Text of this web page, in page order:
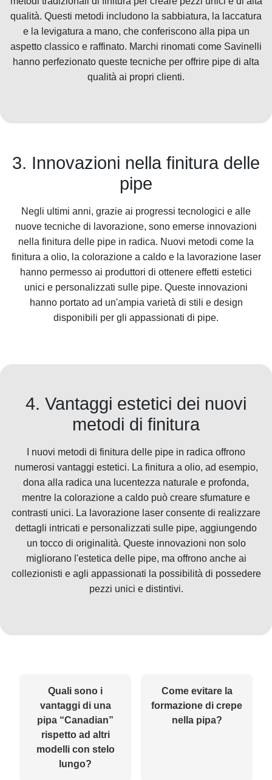
qualità. Questi metodi includono la sabbiatura, la laccatura
e la levigatura a mano, che conferiscono alla pipa un
aspetto classico e raffinato. Marchi rinomati come Savinelli
hanno perfezionato queste tecniche per offrire pipe di alta
qualità ai propri clienti.
3. Innovazioni nella finitura delle
pipe
Negli ultimi anni, grazie ai progressi tecnologici e alle
nuove tecniche di lavorazione, sono emerse innovazioni
nella finitura delle pipe in radica. Nuovi metodi come la
finitura a olio, la colorazione a caldo e la lavorazione laser
hanno permesso ai produttori di ottenere effetti estetici
unici e personalizzati sulle pipe. Queste innovazioni
hanno portato ad un'ampia varietà di stili e design
disponibili per gli appassionati di pipe.
4. Vantaggi estetici dei nuovi
metodi di finitura
I nuovi metodi di finitura delle pipe in radica offrono
numerosi vantaggi estetici. La finitura a olio, ad esempio,
dona alla radica una lucentezza naturale e profonda,
mentre la colorazione a caldo può creare sfumature e
contrasti unici. La lavorazione laser consente di realizzare
dettagli intricati e personalizzati sulle pipe, aggiungendo
un tocco di originalità. Queste innovazioni non solo
migliorano l'estetica delle pipe, ma offrono anche ai
collezionisti e agli appassionati la possibilità di possedere
pezzi unici e distintivi.
Quali sono i
vantaggi di una
pipa “Canadian”
rispetto ad altri
modelli con stelo
lungo?
Come evitare la
formazione di crepe
nella pipa?